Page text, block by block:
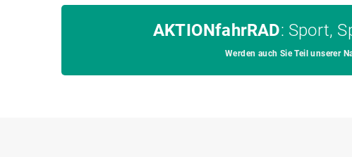
AKTIONfahrRAD: Sport,
Werden auch Sie Teil unserer